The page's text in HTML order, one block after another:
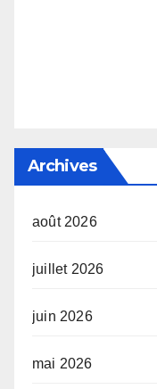
Archives
août 2026
juillet 2026
juin 2026
mai 2026